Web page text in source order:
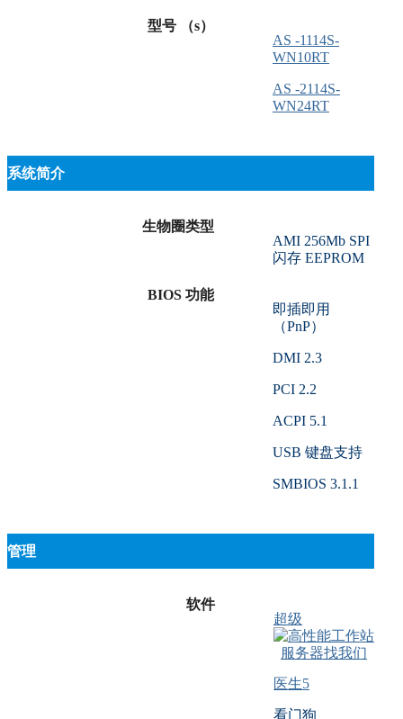
型号 （s）
AS -1114S-
WN10RT
AS -2114S-
WN24RT
系统简介
生物圈类型
AMI 256Mb SPI
闪存 EEPROM
BIOS 功能
即插即用
（PnP）
DMI 2.3
PCI 2.2
ACPI 5.1
USB 键盘支持
SMBIOS 3.1.1
管理
软件
超级
医生5
看门狗